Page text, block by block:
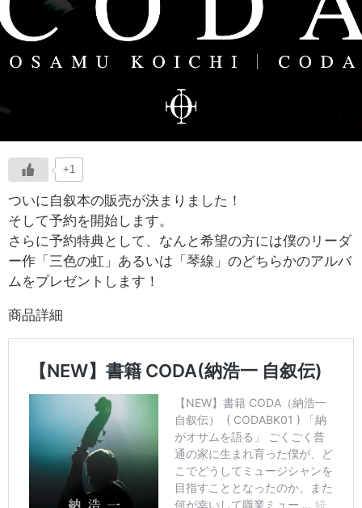
+1
ついに自叙本の販売が決まりました！
そして予約を開始します。
さらに予約特典として、なんと希望の方には僕のリーダ
ー作「三色の虹」あるいは「琴線」のどちらかのアルバ
ムをプレゼントします！
商品詳細